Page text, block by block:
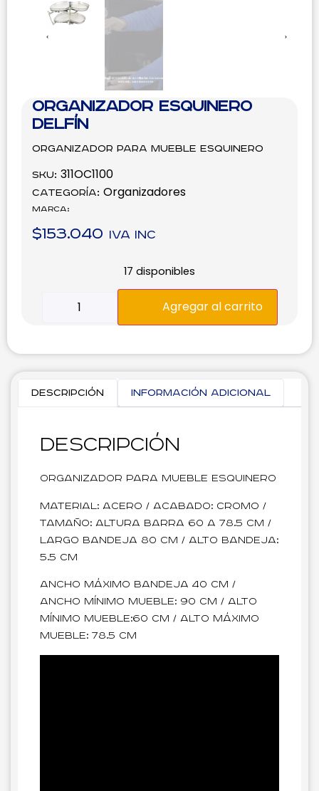
Organizador Esquinero
Delfín
Organizador para mueble esquinero
SKU: 311OC1100
Categoría: Organizadores
Marca:
$153.040 IVA inc
17 disponibles
Agregar al carrito
Descripción Información adicional
Descripción
Organizador para mueble esquinero
Material: Acero / Acabado: Cromo /
Tamaño: Altura Barra 60 a 78.5 cm /
Largo bandeja 80 cm / Alto bandeja:
5.5 cm
Ancho máximo bandeja 40 cm /
Ancho mínimo mueble: 90 cm / Alto
mínimo mueble:60 cm / Alto máximo
mueble: 78.5 cm